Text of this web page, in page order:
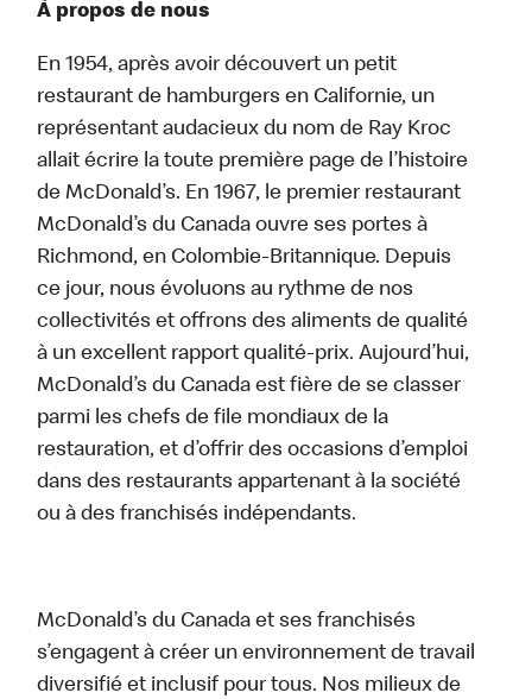
À propos de nous
En 1954, après avoir découvert un petit
restaurant de hamburgers en Californie, un
représentant audacieux du nom de Ray Kroc
allait écrire la toute première page de l’histoire
de McDonald’s. En 1967, le premier restaurant
McDonald’s du Canada ouvre ses portes à
Richmond, en Colombie-Britannique. Depuis
ce jour, nous évoluons au rythme de nos
collectivités et offrons des aliments de qualité
à un excellent rapport qualité-prix. Aujourd’hui,
McDonald’s du Canada est fière de se classer
parmi les chefs de file mondiaux de la
restauration, et d’offrir des occasions d’emploi
dans des restaurants appartenant à la société
ou à des franchisés indépendants.
McDonald’s du Canada et ses franchisés
s’engagent à créer un environnement de travail
diversifié et inclusif pour tous. Nos milieux de